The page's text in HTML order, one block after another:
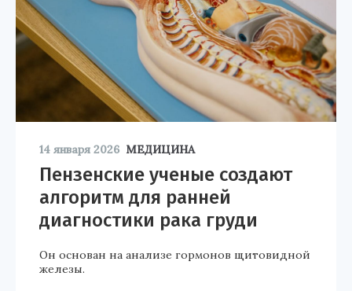
14 января 2026 МЕДИЦИНА
Пензенские ученые создают
алгоритм для ранней
диагностики рака груди
Он основан на анализе гормонов щитовидной
железы.